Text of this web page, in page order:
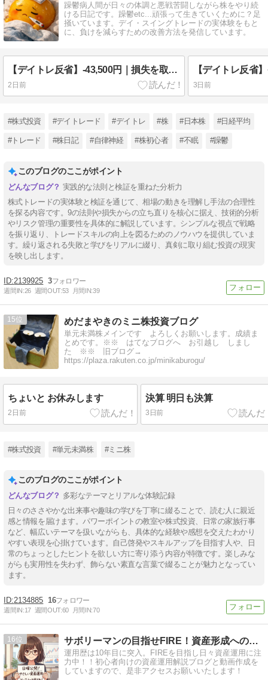
躁鬱病人間が日々の体調と悪戦苦闘しながら株をやり続
ける日記です。躁鬱etc...頑張って生きていくために？足
掻いています。デイ・スイングトレードの実体験をもと
に、負けを減らすための改善方法を発信しています。
【デイトレ反省】-43,500円｜損失を取り戻そうとしてルールを破った日【負けた後こそ取引を止める】
2日前 3日前
#株式投資 #デイトレード #デイトレ #株 #日本株 #日経平均
#トレード #株日記 #自律神経 #株初心者 #不眠 #躁鬱
このブログのここがポイント
実践的な法則と検証を重ねた分析力
株式トレードの実体験と検証を通じて、相場の動きを理解し手法の合理性
を探る内容です。9の法則や損失からの立ち直りを核心に据え、技術的分析
やリスク管理の重要性を具体的に解説しています。シンプルな視点で戦略
を振り返り、トレードスキルの向上を図るためのノウハウを提供していま
す。繰り返される失敗と学びをリアルに綴り、真剣に取り組む投資の現実
を映し出します。
2139925 3
週間IN:26 週間OUT:53 月間IN:39
15 めだまやきのミニ株投資ブログ
単元未満株メインです よろしくお願いします。成績ま
とめです。※※ はてなブログへ お引越し しまし
た ※※ 旧ブログ→
https://plaza.rakuten.co.jp/minikaburogu/
ちょいと お休みします
2日前
決算 明日も決算
3日前
#株式投資 #単元未満株 #ミニ株
このブログのここがポイント
多彩なテーマとリアルな体験記録
日々のささやかな出来事や趣味の学びを丁寧に綴ることで、読む人に親近
感と情報を届けます。パワーポイントの教室や株式投資、日常の家族行事
など、幅広いテーマを扱いながらも、具体的な経験や感想を交えたわかり
やすい表現を心掛けています。自己啓発やスキルアップを目指す人や、日
常のちょっとしたヒントを欲しい方に寄り添う内容が特徴です。楽しみな
がらも実用性を失わず、飾らない素直な言葉で綴ることが魅力となってい
ます。
2134885 16
週間IN:17 週間OUT:60 月間IN:70
16 サボリーマンの目指せFIRE！資産形成への道！！
運用歴は10年目に突入。FIREを目指し日々資産運用に注
力中！！初心者向けの資産運用解説ブログと動画作成を
していますので、是非アクセスお願いいたします！